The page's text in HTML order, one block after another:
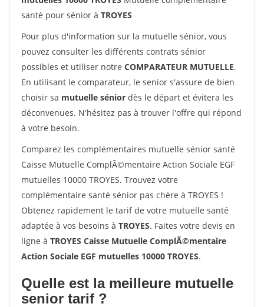
santé pour sénior à TROYES
Pour plus d'information sur la mutuelle sénior, vous
pouvez consulter les différents contrats sénior
possibles et utiliser notre COMPARATEUR MUTUELLE.
En utilisant le comparateur, le senior s'assure de bien
choisir sa mutuelle sénior dès le départ et évitera les
déconvenues. N'hésitez pas à trouver l'offre qui répond
à votre besoin.
Comparez les complémentaires mutuelle sénior santé
Caisse Mutuelle ComplÃ©mentaire Action Sociale EGF
mutuelles 10000 TROYES. Trouvez votre
complémentaire santé sénior pas chère à TROYES !
Obtenez rapidement le tarif de votre mutuelle santé
adaptée à vos besoins à TROYES. Faites votre devis en
ligne à TROYES Caisse Mutuelle ComplÃ©mentaire
Action Sociale EGF mutuelles 10000 TROYES.
Quelle est la meilleure mutuelle
senior tarif ?